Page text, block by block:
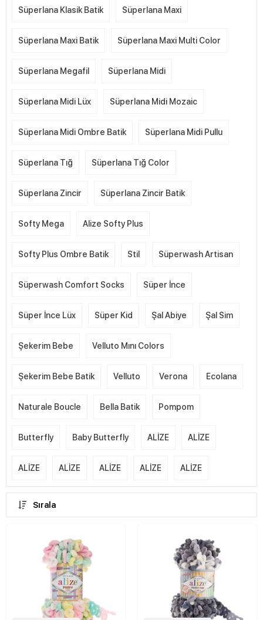
Süperlana Klasik Batik Süperlana Maxi
Süperlana Maxi Batik Süperlana Maxi Multi Color
Süperlana Megafil Süperlana Midi
Süperlana Midi Lüx Süperlana Midi Mozaic
Süperlana Midi Ombre Batik Süperlana Midi Pullu
Süperlana Tığ Süperlana Tığ Color
Süperlana Zincir Süperlana Zincir Batik
Softy Mega Alize Softy Plus
Softy Plus Ombre Batik Stil Süperwash Artisan
Süperwash Comfort Socks Süper İnce
Süper İnce Lüx Süper Kid Şal Abiye Şal Sim
Şekerim Bebe Velluto Mını Colors
Şekerim Bebe Batik Velluto Verona Ecolana
Naturale Boucle Bella Batik Pompom
Butterfly Baby Butterfly ALİZE ALİZE
ALİZE ALİZE ALİZE ALİZE ALİZE
Sırala